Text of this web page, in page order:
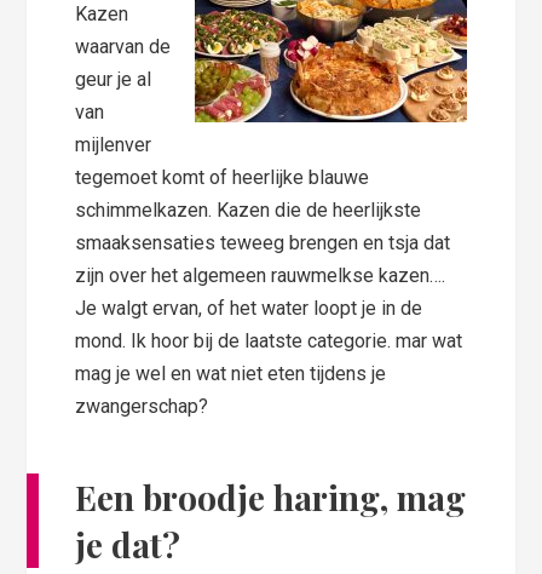
Kazen
waarvan de
geur je al
van
mijlenver
tegemoet komt of heerlijke blauwe
schimmelkazen. Kazen die de heerlijkste
smaaksensaties teweeg brengen en tsja dat
zijn over het algemeen rauwmelkse kazen….
Je walgt ervan, of het water loopt je in de
mond. Ik hoor bij de laatste categorie. mar wat
mag je wel en wat niet eten tijdens je
zwangerschap?
Een broodje haring, mag
je dat?